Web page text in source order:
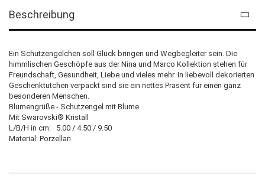
Beschreibung
Ein Schutzengelchen soll Glück bringen und Wegbegleiter sein. Die
himmlischen Geschöpfe aus der Nina und Marco Kollektion stehen für
Freundschaft, Gesundheit, Liebe und vieles mehr. In liebevoll dekorierten
Geschenktütchen verpackt sind sie ein nettes Präsent für einen ganz
besonderen Menschen.
Blumengrüße - Schutzengel mit Blume
Mit Swarovski® Kristall
L/B/H in cm: 5.00 / 4.50 / 9.50
Material: Porzellan